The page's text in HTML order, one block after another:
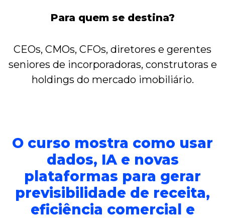
Para quem se destina?
CEOs, CMOs, CFOs, diretores e gerentes
seniores de incorporadoras, construtoras e
holdings do mercado imobiliário.
O curso mostra como usar
dados, IA e novas
plataformas para gerar
previsibilidade de receita,
eficiência comercial e